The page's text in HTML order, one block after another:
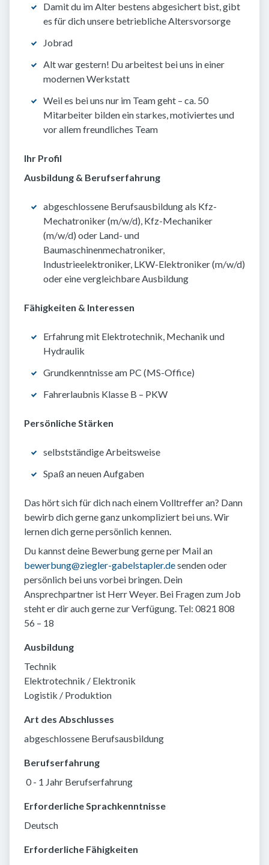
Damit du im Alter bestens abgesichert bist, gibt
es für dich unsere betriebliche Altersvorsorge
Jobrad
Alt war gestern! Du arbeitest bei uns in einer
modernen Werkstatt
Weil es bei uns nur im Team geht – ca. 50
Mitarbeiter bilden ein starkes, motiviertes und
vor allem freundliches Team
Ihr Profil
Ausbildung & Berufserfahrung
abgeschlossene Berufsausbildung als Kfz-
Mechatroniker (m/w/d), Kfz-Mechaniker
(m/w/d) oder Land- und
Baumaschinenmechatroniker,
Industrieelektroniker, LKW-Elektroniker (m/w/d)
oder eine vergleichbare Ausbildung
Fähigkeiten & Interessen
Erfahrung mit Elektrotechnik, Mechanik und
Hydraulik
Grundkenntnisse am PC (MS-Office)
Fahrerlaubnis Klasse B – PKW
Persönliche Stärken
selbstständige Arbeitsweise
Spaß an neuen Aufgaben
Das hört sich für dich nach einem Volltreffer an? Dann
bewirb dich gerne ganz unkompliziert bei uns. Wir
lernen dich gerne persönlich kennen.
Du kannst deine Bewerbung gerne per Mail an
bewerbung@ziegler-gabelstapler.desenden oder
persönlich bei uns vorbei bringen. Dein
Ansprechpartner ist Herr Weyer. Bei Fragen zum Job
steht er dir auch gerne zur Verfügung. Tel: 0821 808
56 – 18
Ausbildung
Technik
Elektrotechnik / Elektronik
Logistik / Produktion
Art des Abschlusses
abgeschlossene Berufsausbildung
Berufserfahrung
0 - 1 Jahr Berufserfahrung
Erforderliche Sprachkenntnisse
Deutsch
Erforderliche Fähigkeiten